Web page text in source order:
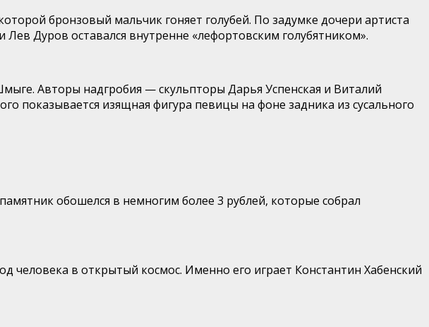
бронзовый мальчик гоняет голубей. По задумке дочери артиста
Дуров оставался внутренне «лефортовским голубятником».
Авторы надгробия — скульпторы Дарья Успенская и Виталий
показывается изящная фигура певицы на фоне задника из сусального
обошелся в немногим более 3 рублей, которые собрал
в открытый космос. Именно его играет Константин Хабенский